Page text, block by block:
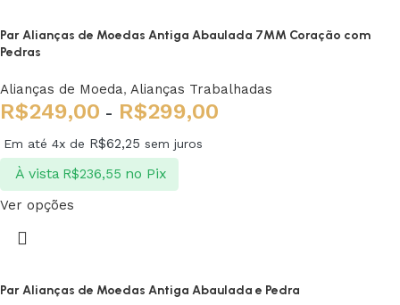
Par Alianças de Moedas Antiga Abaulada 7MM Coração com
Pedras
Alianças de Moeda, Alianças Trabalhadas
R$249,00 - R$299,00
Em até 4x de R$62,25 sem juros
À vista R$236,55 no Pix
Ver opções
Par Alianças de Moedas Antiga Abaulada e Pedra